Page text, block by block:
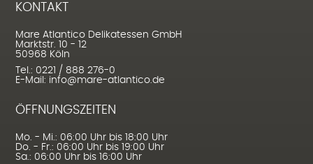
KONTAKT
Mare Atlantico Delikatessen GmbH
Marktstr. 10 - 12
50968 Köln
Tel.: 0221 / 888 276-0
E-Mail: info@mare-atlantico.de
ÖFFNUNGSZEITEN
Mo. - Mi.: 06:00 Uhr bis 18:00 Uhr
Do. - Fr.: 06:00 Uhr bis 19:00 Uhr
Sa.: 06:00 Uhr bis 16:00 Uhr